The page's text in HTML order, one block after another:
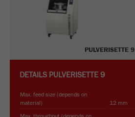
PULVERISETTE 9
DETAILS PULVERISETTE 9
Max. feed size (depends on
material)
12 mm